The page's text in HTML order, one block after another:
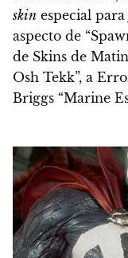
skin especial
aspecto de
de Skins de
Osh Tekk”, a
Briggs “Marine